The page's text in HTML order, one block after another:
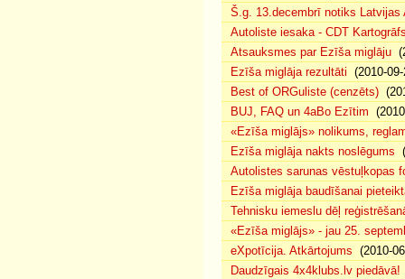
Š.g. 13.decembrī notiks Latvijas
Autoliste iesaka - CDT
Atsauksmes par Ezīša miglāju
Ezīša miglāja rezultāti (2010-
Best of ORGuliste (cenzēts)
BUJ, FAQ un 4aBo Ezītim
«Ezīša miglājs» nolikums,
Ezīša miglāja nakts noslēgums
Autolistes sarunas vēstuļkopas
Ezīša miglāja baudīšanai
Tehnisku iemeslu dēļ
«Ezīša miglājs» - jau 25.
eXpotīcija. Atkārtojums (2010-
Daudzīgais 4x4klubs.lv piedāvā!